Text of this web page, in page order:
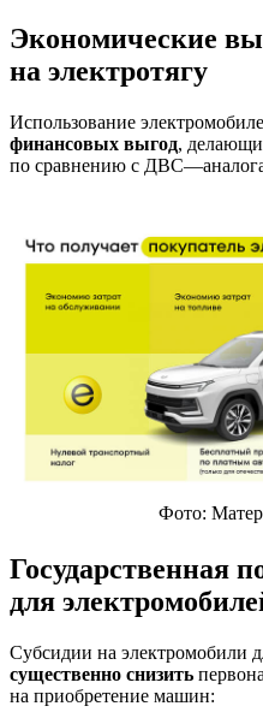
Экономические
на электротягу
Использование
финансовых выгод,
по сравнению с
Фото:
Государственная
для
Субсидии на электромобили
существенно снизить
на приобретение машин: